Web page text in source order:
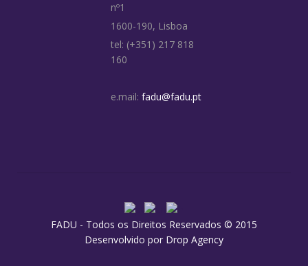
nº1
1600-190, Lisboa
tel: (+351) 217 818
160
e.mail: fadu@fadu.pt
FADU - Todos os Direitos Reservados © 2015
Desenvolvido por Drop Agency